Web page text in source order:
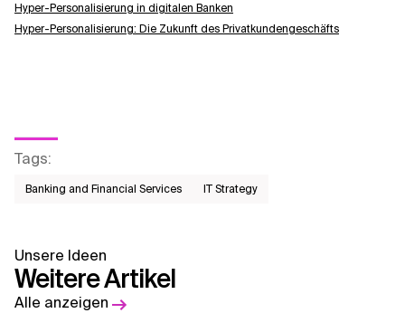
Hyper-Personalisierung in digitalen Banken
Hyper-Personalisierung: Die Zukunft des Privatkundengeschäfts
Tags:
Banking and Financial Services IT Strategy
Unsere Ideen
Weitere Artikel
Alle anzeigen